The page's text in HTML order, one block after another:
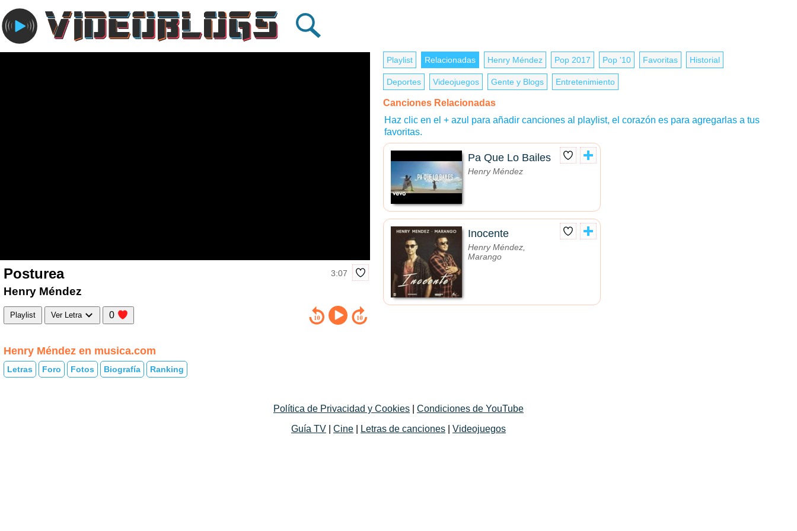
Posturea 3:07
Henry Méndez
Playlist Ver Letra 0
Henry Méndez en musica.com
Letras Foro Fotos Biografía Ranking
Playlist Relacionadas Henry Méndez Pop 2017 Pop '10 Favoritas Historial
Deportes Videojuegos Gente y Blogs Entretenimiento
Canciones Relacionadas
Haz clic en el + azul para añadir canciones al playlist, el corazón es para agregarlas a tus
favoritas.
Pa Que Lo Bailes
Henry Méndez
Inocente
Henry Méndez,
Marango
Política de Privacidad y Cookies
Condiciones de YouTube
Guía TV
Cine Letras de canciones Videojuegos